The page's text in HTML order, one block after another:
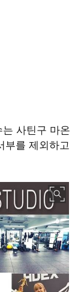
사틴구 마온
부를 제외하고